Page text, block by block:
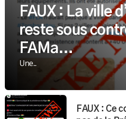
FAUX : La ville
reste sous
FAMa...